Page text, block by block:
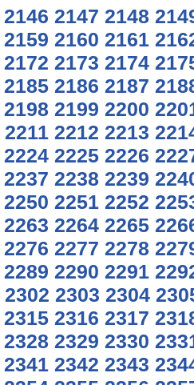
2146 2147 2148
2159 2160 2161
2172 2173 2174
2185 2186 2187
2198 2199 2200
2211 2212 2213
2224 2225 2226
2237 2238 2239
2250 2251 2252
2263 2264 2265
2276 2277 2278
2289 2290 2291
2302 2303 2304
2315 2316 2317
2328 2329 2330
2341 2342 2343